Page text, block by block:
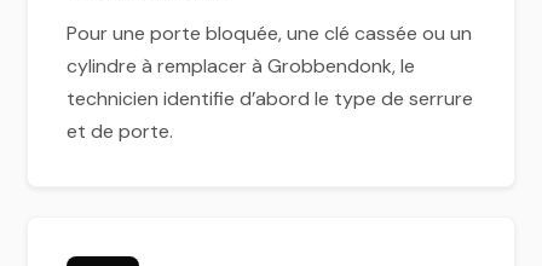
Pour une porte bloquée, une clé cassée ou un
cylindre à remplacer à Grobbendonk, le
technicien identifie d’abord le type de serrure
et de porte.